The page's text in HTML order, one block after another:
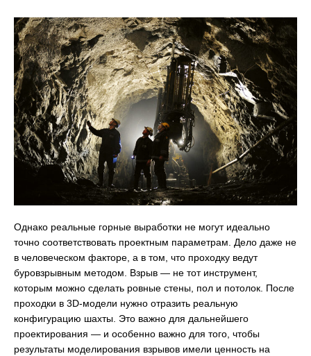
Однако реальные горные выработки не могут идеально
точно соответствовать проектным параметрам. Дело даже не
в человеческом факторе, а в том, что проходку ведут
буровзрывным методом. Взрыв — не тот инструмент,
которым можно сделать ровные стены, пол и потолок. После
проходки в 3D-модели нужно отразить реальную
конфигурацию шахты. Это важно для дальнейшего
проектирования — и особенно важно для того, чтобы
результаты моделирования взрывов имели ценность на